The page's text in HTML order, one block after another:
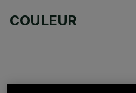
COULEUR